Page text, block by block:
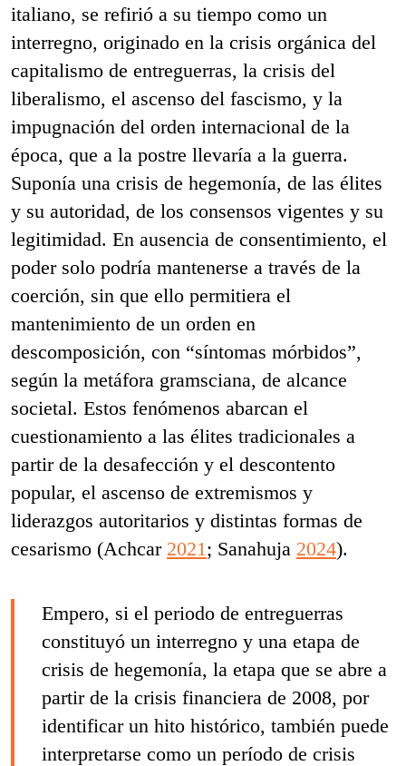
italiano, se refirió a su tiempo como un
interregno, originado en la crisis orgánica del
capitalismo de entreguerras, la crisis del
liberalismo, el ascenso del fascismo, y la
impugnación del orden internacional de la
época, que a la postre llevaría a la guerra.
Suponía una crisis de hegemonía, de las élites
y su autoridad, de los consensos vigentes y su
legitimidad. En ausencia de consentimiento, el
poder solo podría mantenerse a través de la
coerción, sin que ello permitiera el
mantenimiento de un orden en
descomposición, con “síntomas mórbidos”,
según la metáfora gramsciana, de alcance
societal. Estos fenómenos abarcan el
cuestionamiento a las élites tradicionales a
partir de la desafección y el descontento
popular, el ascenso de extremismos y
liderazgos autoritarios y distintas formas de
cesarismo (Achcar 2021 ; Sanahuja 2024).
Empero, si el periodo de entreguerras
constituyó un interregno y una etapa de
crisis de hegemonía, la etapa que se abre a
partir de la crisis financiera de 2008, por
identificar un hito histórico, también puede
interpretarse como un período de crisis